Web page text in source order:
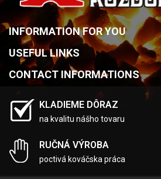
INFORMATION FOR YOU
USEFUL LINKS
CONTACT INFORMATIONS
KLADIEME DÔRAZ
na kvalitu nášho tovaru
RUČNÁ VÝROBA
poctivá kováčska práca